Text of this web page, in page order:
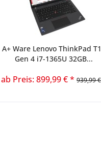
A+ Ware Lenovo ThinkPad
Gen 4 i7-1365U 32GB...
ab Preis: 899,99 € * 939,99